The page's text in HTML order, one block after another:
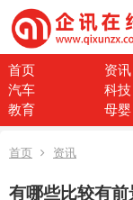
首页 资讯
汽车
科技
教育
母婴
首页 资讯
有哪些比较有前